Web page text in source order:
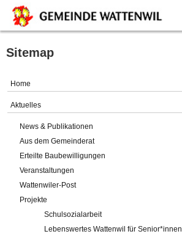
Home
Gemeinde
Verwaltung
Online-Service
Sitemap
Home
Aktuelles
News & Publikationen
Aus dem Gemeinderat
Erteilte Baubewilligungen
Veranstaltungen
Wattenwiler-Post
Projekte
Schulsozialarbeit
Lebenswertes Wattenwil für Senior*innen